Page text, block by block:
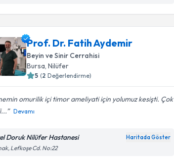
Prof. Dr. Fatih Aydemir
Beyin ve Sinir Cerrahisi
Bursa , Nilüfer
5 (2 Değerlendirme)
omurilik içi timor ameliyati için yolumuz kesişti. Çok
Devamı
Doruk Nilüfer Hastanesi Haritada Göster
Lefkoşe Cd. No:22